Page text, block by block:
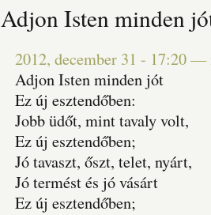
Adjon Isten minden
2012, december 31 - 17:20—
Adjon Isten minden jót
Ez új esztendőben:
Jobb üdőt, mint tavaly volt,
Ez új esztendőben;
Jó tavaszt, őszt, telet, nyárt,
Jó termést és jó vásárt
Ez új esztendőben;